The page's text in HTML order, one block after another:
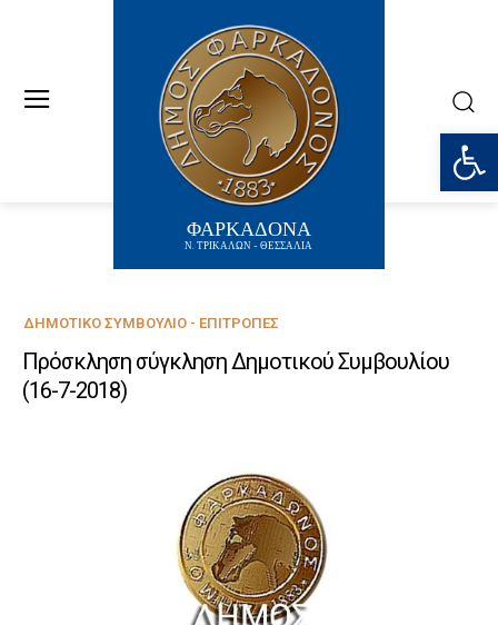
ΦΑΡΚΑΔΟΝΑ
Ν. ΤΡΙΚΑΛΩΝ - ΘΕΣΣΑΛΙΑ
ΔΗΜΟΤΙΚΌ ΣΥΜΒΟΎΛΙΟ - ΕΠΙΤΡΟΠΈΣ
Πρόσκληση σύγκληση Δημοτικού Συμβουλίου
(16-7-2018)